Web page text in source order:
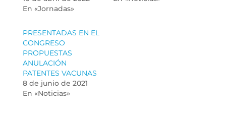
En «Jornadas»
PRESENTADAS EN EL
CONGRESO
PROPUESTAS
ANULACIÓN
PATENTES VACUNAS
8 de junio de 2021
En «Noticias»